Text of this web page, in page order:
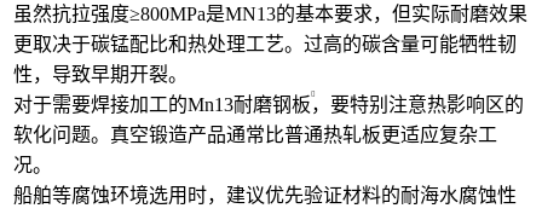
虽然抗拉强度≥800MPa是MN13的基本要求，但实际耐磨效果
更取决于碳锰配比和热处理工艺。过高的碳含量可能牺牲韧
性，导致早期开裂。
对于需要焊接加工的Mn13耐磨钢板，要特别注意热影响区的
软化问题。真空锻造产品通常比普通热轧板更适应复杂工
况。
船舶等腐蚀环境选用时，建议优先验证材料的耐海水腐蚀性